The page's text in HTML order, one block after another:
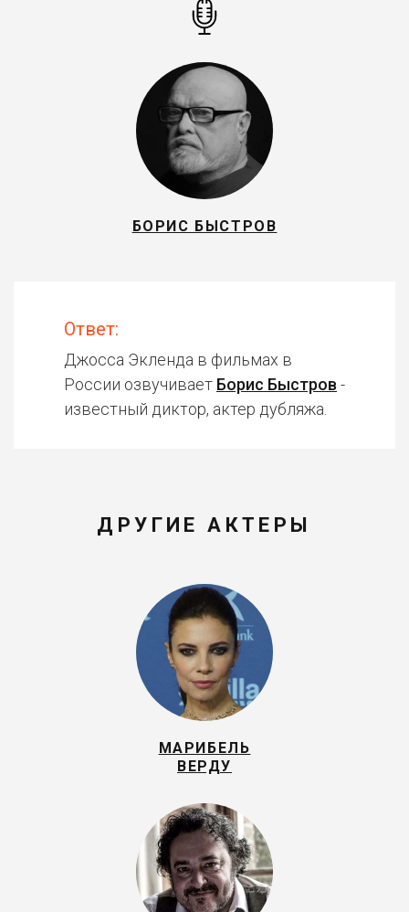
БОРИС БЫСТРОВ
Ответ:
Джосса Экленда в фильмах в
России озвучивает Борис Быстров -
известный диктор, актер дубляжа.
ДРУГИЕ АКТЕРЫ
МАРИБЕЛЬ
ВЕРДУ